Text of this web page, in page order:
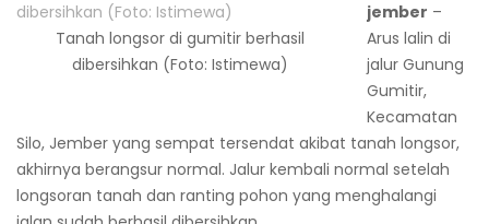
Tanah longsor di gumitir berhasil
dibersihkan (Foto: Istimewa)
jember –
Arus lalin di
jalur Gunung
Gumitir,
Kecamatan
Silo, Jember yang sempat tersendat akibat tanah longsor,
akhirnya berangsur normal. Jalur kembali normal setelah
longsoran tanah dan ranting pohon yang menghalangi